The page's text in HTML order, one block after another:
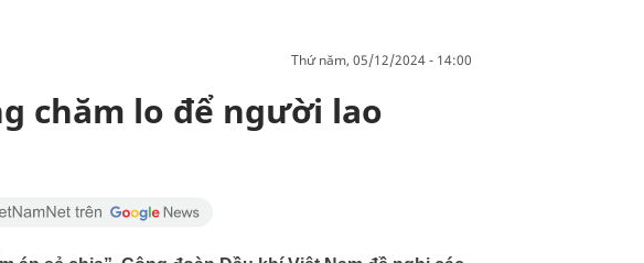
thứ năm, 05/12/2024 - 14:00
chăm lo để người lao